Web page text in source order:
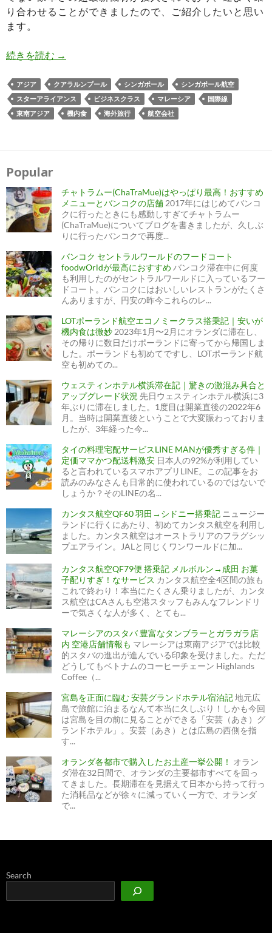
り合わせることができましたので、ご紹介したいと思い
ます。
続きを読む シンガポール航空SQ126 ビジネスクラス超短距
→
アジア クアラルンプール シンガポール
シンガポール航空
スターアライアンス
ビジネスクラス マレーシア
国際線
東南アジア
機内食 海外旅行 航空会社
Popular
チャトラムー(ChaTraMue)はやっぱり最高！おすすめ
メニューとバンコクの店舗 2017年にはじめてバンコ
クに行ったときにも感動しすぎてチャトラムー
(ChaTraMue)についてブログを書きましたが、久しぶ
りに行ったバンコクで再度...
バンコク セントラルワールドのフードコート
foodwOrldが最高におすすめ バンコク滞在中に何度
も利用したのがセントラルワールドに入っているフー
ドコート。バンコクにはおいしいレストランがたくさ
んありますが、円安の昨今これらのレ...
LOTポーランド航空エコノミークラス搭乗記｜安いが
機内食は微妙 2023年1月〜2月にオランダに滞在し、
その帰りに数日だけポーランドに寄ってから帰国しま
した。ポーランドも初めてですし、LOTポーランド航
空も初めての...
ウェスティンホテル横浜滞在記｜驚きの激混み具合と
アップグレード状況 先日ウェスティンホテル横浜に3
年ぶりに滞在しました。1度目は開業直後の2022年6
月。当時は開業直後ということで大変賑わっておりま
したが、3年経った今...
タイの料理宅配サービスLINE MANが優秀すぎる件｜
定価ママかつ配送料激安 日本人の92%が利用してい
ると言われているスマホアプリLINE。この記事をお
読みのみなさんも日常的に使われているのではないで
しょうか？そのLINEの名...
カンタス航空QF60 羽田→シドニー搭乗記 ニュージー
ランドに行くにあたり、初めてカンタス航空を利用し
ました。カンタス航空はオーストラリアのフラグシッ
プエアライン。JALと同じくワンワールドに加...
カンタス航空QF79便 搭乗記 メルボルン→成田 お菓
子配りすぎ！なサービス カンタス航空全4区間の旅も
これで終わり！本当にたくさん乗りましたが、カンタ
ス航空はCAさんも空港スタッフもみんなフレンドリ
ーで気さくな人が多く、とても...
マレーシアのスタバ 豊富なタンブラーとガラガラ店
内 空港店舗情報も マレーシアは東南アジアでは比較
的スタバの進出が進んでいる印象を受けました。ただ
どうしてもベトナムのコーヒーチェーン Highlands
Coffee（...
宮島を正面に臨む 安芸グランドホテル宿泊記地元広
島で旅館に泊まるなんて本当に久しぶり！しかも今回
は宮島を目の前に見ることができる「安芸（あき）グ
ランドホテル」。安芸（あき）とは広島の西側を指
す...
オランダ各都市で購入したお土産一挙公開！ オラン
ダ滞在32日間で、オランダの主要都市すべてを回っ
てきました。長期滞在を見据えて日本から持って行っ
た消耗品などが徐々に減っていく一方で、オランダ
で...
Search